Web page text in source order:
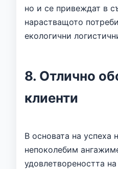
но и се привеждат в
нарастващото
екологични
8. Отлично
клиенти
В основата на успеха
непоколебим
удовлетвореността